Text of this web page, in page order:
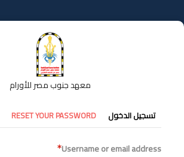
إلى
المحتوى
معهد جنوب مصر للأورام
التبويبات
الأساسية
تسجيل الدخول RESET YOUR PASSWORD
Username or email address